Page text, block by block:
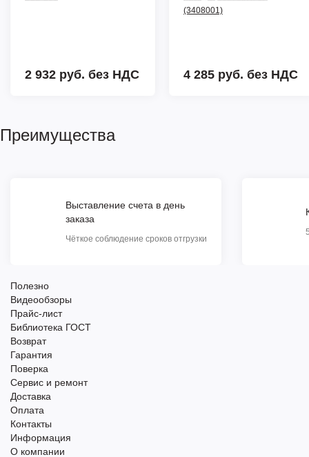
2 932 руб. без НДС
(3408001)
4 285 руб. без НДС
Преимущества
Выставление счета в день
заказа
Чёткое соблюдение сроков отгрузки
Полезно
Видеообзоры
Прайс-лист
Библиотека ГОСТ
Возврат
Гарантия
Поверка
Сервис и ремонт
Доставка
Оплата
Контакты
Информация
О компании